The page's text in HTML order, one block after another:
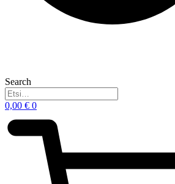
Search
0,00 € 0